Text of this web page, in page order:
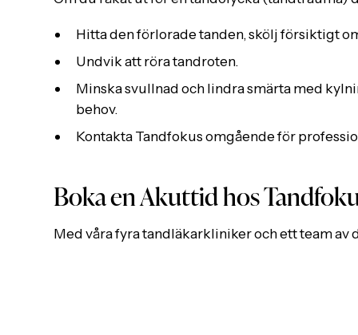
Hitta den förlorade tanden, skölj försiktigt
Undvik att röra tandroten.
Minska svullnad och lindra smärta med
behov.
Kontakta Tandfokus omgående för
Boka en Akuttid hos
Med våra fyra tandläkarkliniker och ett team